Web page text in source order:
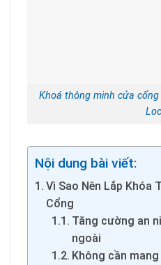
Khoá thông minh cửa
Nội dung bài viết:
Vì Sao Nên Lắp Khóa
Cổng
Tăng cường an
ngoài
Không cần